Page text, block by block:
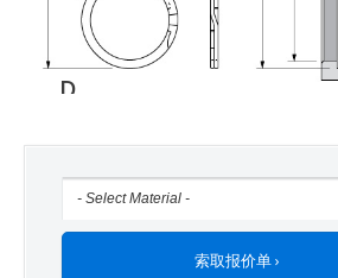
Do
索取报价单 ›